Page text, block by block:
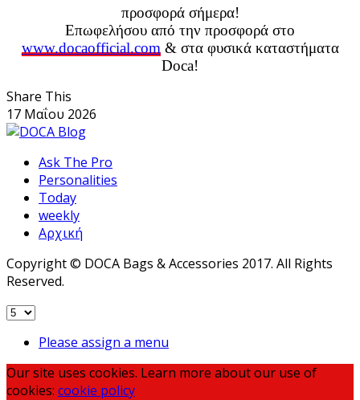
προσφορά σήμερα!
Επωφελήσου από την προσφορά στο
www.docaofficial.com & στα φυσικά καταστήματα
Doca!
Share This
17 Μαΐου 2026
Ask The Pro
Personalities
Today
weekly
Αρχική
Copyright © DOCA Bags & Accessories 2017. All Rights
Reserved.
Please assign a menu
Our site uses cookies. Learn more about our use of
cookies: cookie policy